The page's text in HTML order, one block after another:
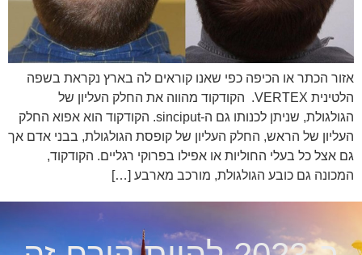
אזור הכתר או הכיפה כפי שאנו קוראים לה בארץ נקראת בשפה
הלטינית VERTEX. הקודקוד מהווה את החלק העליון של
הגולגולת, שניתן לכנותו גם ה-sinciput. הקודקוד הוא אפוא החלק
העליון של הראש, החלק העליון של קופסת הגולגולת, בבני אדם אך
גם אצל כל בעלי החוליות או אפילו בפרוקי רגליים. הקודקוד,
המכונה גם כובע הגולגולת, מורכב מארבע […]